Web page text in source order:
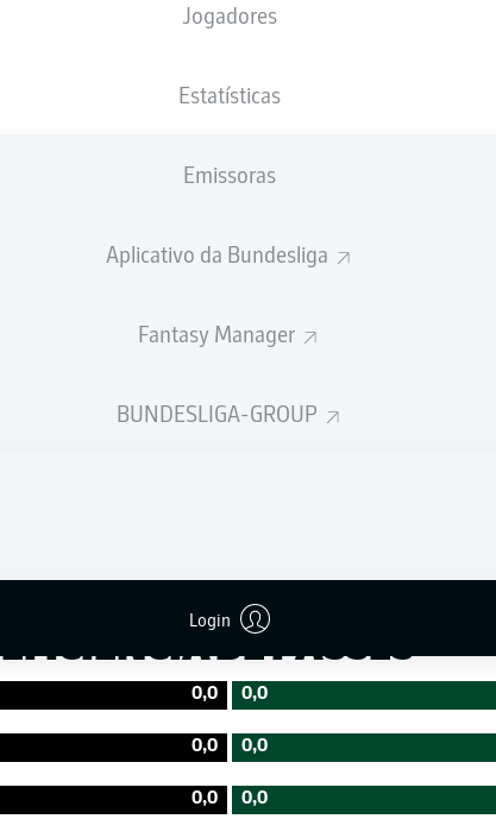
Jogadores
Estatísticas
Emissoras
Aplicativo da Bundesliga
Fantasy Manager
BUNDESLIGA-GROUP
Login
XGOLS
EFICIÊNCIA DE PASSES
0,0 0,0
0,0 0,0
0,0 0,0